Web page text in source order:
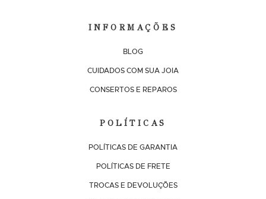
INFORMAÇÕES
BLOG
CUIDADOS COM SUA JOIA
CONSERTOS E REPAROS
POLÍTICAS
POLÍTICAS DE GARANTIA
POLÍTICAS DE FRETE
TROCAS E DEVOLUÇÕES